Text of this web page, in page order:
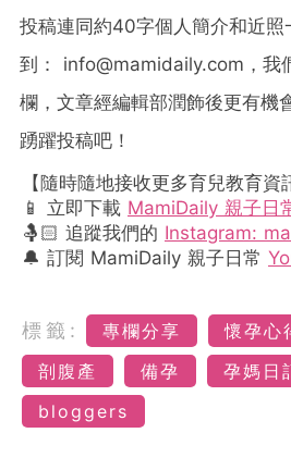
投稿連同約40字個人簡介和近照
到： info@mamidaily.com ，
欄，文章經編輯部潤飾後更有機
踴躍投稿吧！
【隨時隨地接收更多育兒教育資
📱 立即下載 MamiDaily 親子日
🤱🏻 追蹤我們的 Instagram:
🔔 訂閱 MamiDaily 親子日常
標籤: 專欄分享 懷孕心
剖腹產
備孕 孕媽日
bloggers